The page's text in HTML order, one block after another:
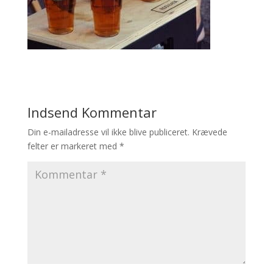
Indsend Kommentar
Din e-mailadresse vil ikke blive publiceret. Krævede
felter er markeret med *